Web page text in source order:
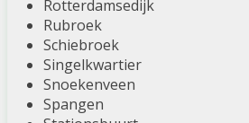
Rotterdamsedijk
Rubroek
Schiebroek
Singelkwartier
Snoekenveen
Spangen